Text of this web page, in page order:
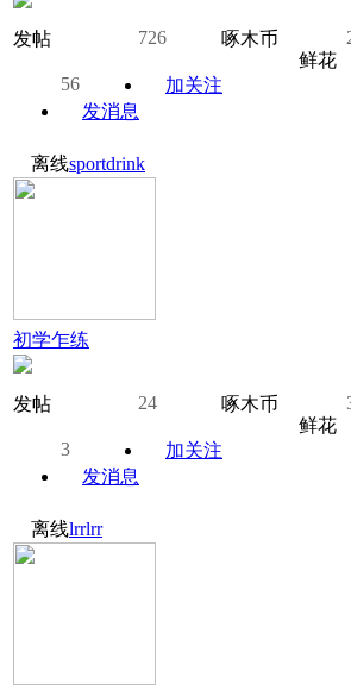
发帖 726 啄木币
鲜花
56
加关注
发消息
离线sportdrink
初学乍练
发帖 24 啄木币
鲜花
3
加关注
发消息
离线lrrlrr